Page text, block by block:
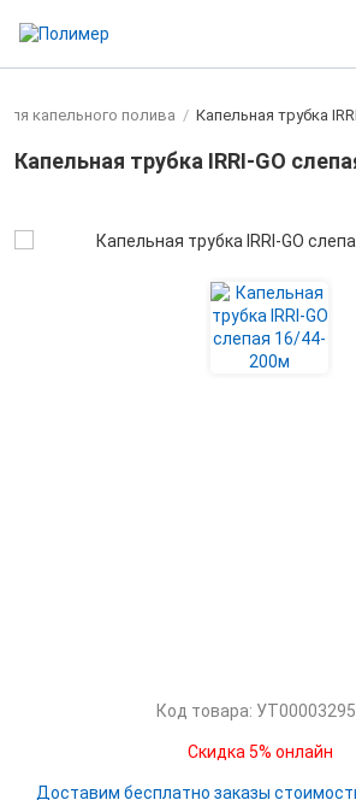
капельного полива / Капельная трубка
Капельная трубка IRRI-GO
Код товара:
Скидка 5% онлайн
Доставим бесплатно заказы